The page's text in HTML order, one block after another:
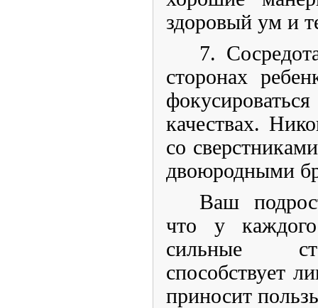
здоровый ум и
7.
сторонах
качествах.
со
двоюродными
Ваш
что у
сильные
способствует
приносит